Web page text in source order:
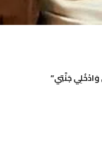
جَنَّتِي”